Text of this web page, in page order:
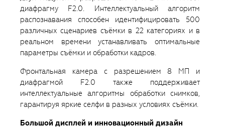
диафрагму F2.0. Интеллектуальный алгоритм
распознавания способен идентифицировать 500
различных сценариев съёмки в 22 категориях и в
реальном времени устанавливать оптимальные
параметры съёмки и обработки кадров.
Фронтальная камера с разрешением 8 МП и
диафрагмой F2.0 также поддерживает
интеллектуальные алгоритмы обработки снимков,
гарантируя яркие селфи в разных условиях съёмки.
Большой дисплей и инновационный дизайн